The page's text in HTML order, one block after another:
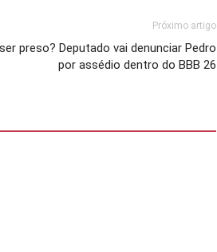
Próximo artigo
preso? Deputado vai denunciar Pedro
por assédio dentro do BBB 26